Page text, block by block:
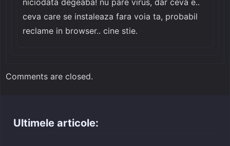
ceva care se instaleaza fara voia ta, probabil
reclame in browser.. cine stie.
Comments are closed.
Ultimele articole: